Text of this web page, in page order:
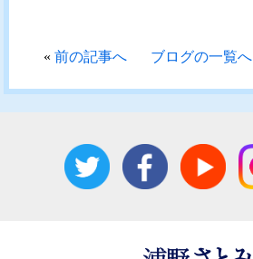
«前の記事へ ブログの一覧へ